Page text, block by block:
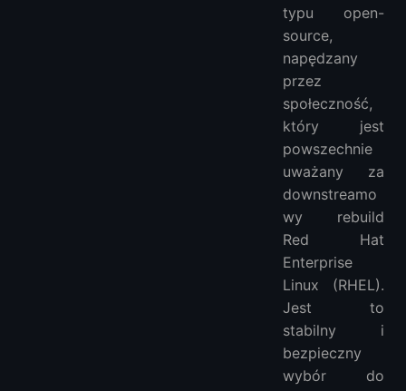
Przeczytaj także:
typu open-
source,
napędzany
przez
społeczność,
który jest
powszechnie
uważany za
downstreamo
wy rebuild
Red Hat
Enterprise
Linux (RHEL).
Jest to
stabilny i
bezpieczny
wybór do